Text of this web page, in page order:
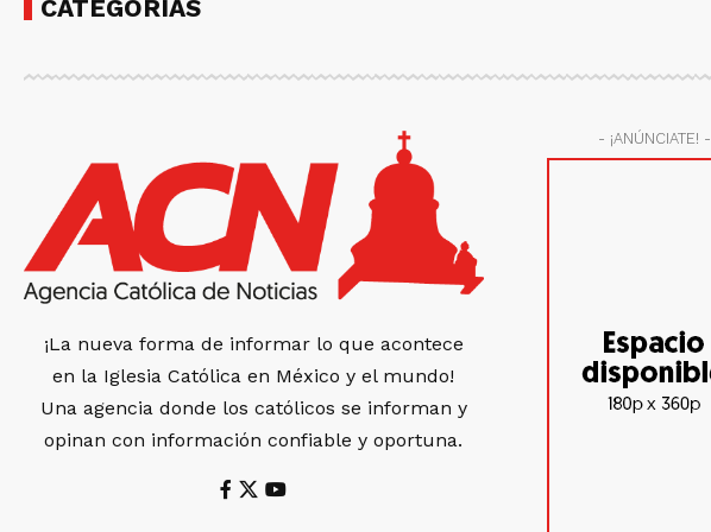
CATEGORÍAS
¡La nueva forma de informar lo que acontece
en la Iglesia Católica en México y el mundo!
Una agencia donde los católicos se informan y
opinan con información confiable y oportuna.
- ¡ANÚNCIATE! -